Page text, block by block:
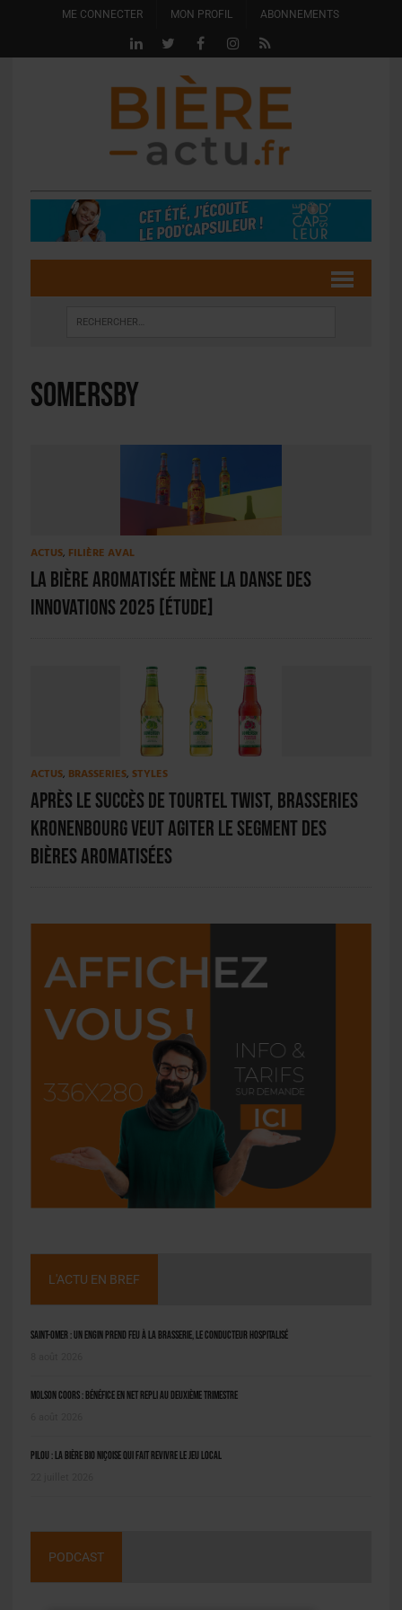
ME CONNECTER MON PROFIL ABONNEMENTS
Somersby
ACTUS, FILIÈRE AVAL
La bière aromatisée mène la danse des
innovations 2025 [ÉTUDE]
ACTUS, BRASSERIES, STYLES
Après le succès de Tourtel Twist, Brasseries
Kronenbourg veut agiter le segment des
bières aromatisées
L'ACTU EN BREF
Saint-Omer : un engin prend feu à la brasserie, le conducteur hospitalisé
Molson Coors : bénéfice en net repli au deuxième trimestre
Pilou : la bière bio niçoise qui fait revivre le jeu local
PODCAST